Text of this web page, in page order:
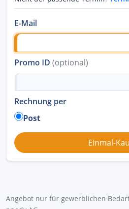
E-Mail
Promo ID (optional)
Rechnung per
Post
Angebot nur für gewerblichen